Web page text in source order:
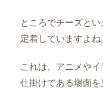
ところでチーズと
定着していますよね
これは、アニメや
仕掛けてある場面を